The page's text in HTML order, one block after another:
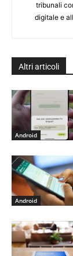
tribunali
digitale e
Altri articoli
Android
Android